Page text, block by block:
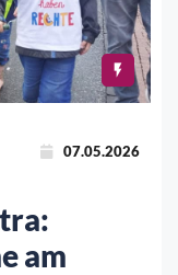
07.05.2026
am